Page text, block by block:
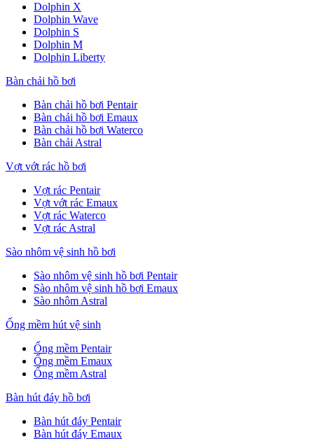
Dolphin X
Dolphin Wave
Dolphin S
Dolphin M
Dolphin Liberty
Bàn chải hồ bơi
Bàn chải hồ bơi Pentair
Bàn chải hồ bơi Emaux
Bàn chải hồ bơi Waterco
Bàn chải Astral
Vợt vớt rác hồ bơi
Vợt rác Pentair
Vợt vớt rác Emaux
Vợt rác Waterco
Vợt rác Astral
Sào nhôm vệ sinh hồ bơi
Sào nhôm vệ sinh hồ bơi Pentair
Sào nhôm vệ sinh hồ bơi Emaux
Sào nhôm Astral
Ống mềm hút vệ sinh
Ống mềm Pentair
Ống mềm Emaux
Ống mềm Astral
Bàn hút đáy hồ bơi
Bàn hút đáy Pentair
Bàn hút đáy Emaux